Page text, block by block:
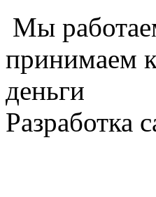
Мы
принимаем
деньги
Разработка